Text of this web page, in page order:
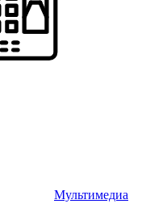
Мультимедиа